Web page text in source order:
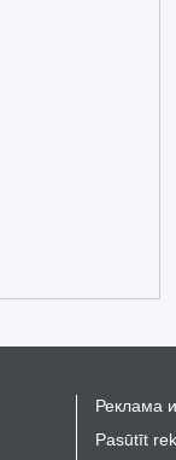
Реклама
Pasūtīt